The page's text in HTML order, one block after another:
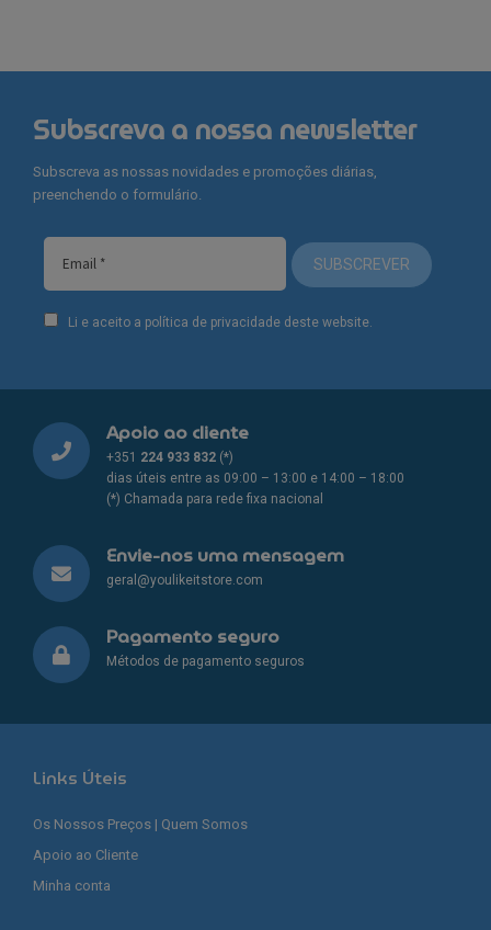
Subscreva a nossa newsletter
Subscreva as nossas novidades e promoções diárias,
preenchendo o formulário.
SUBSCREVER
Li e aceito a política de privacidade deste website.
Apoio ao cliente
+351 224 933 832 (*)
dias úteis entre as 09:00 – 13:00 e 14:00 – 18:00
(*) Chamada para rede fixa nacional
Envie-nos uma mensagem
geral@youlikeitstore.com
Pagamento seguro
Métodos de pagamento seguros
Links Úteis
Os Nossos Preços | Quem Somos
Apoio ao Cliente
Minha conta